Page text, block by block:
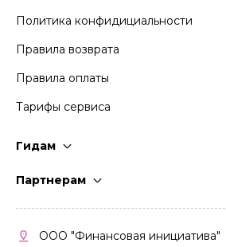
Политика конфидициальности
Правила возврата
Правила оплаты
Тарифы сервиса
Гидам
Партнерам
Кабинет партнера
ООО "Финансовая инициатива"